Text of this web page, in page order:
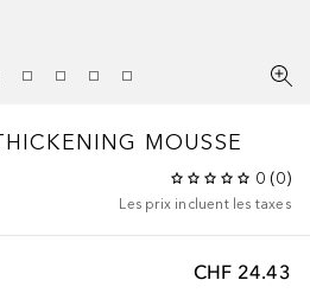
MOUSSE
0 (0)
Les prix incluent les taxes
CHF 24.43